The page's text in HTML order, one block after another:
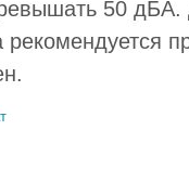
50 дБА.